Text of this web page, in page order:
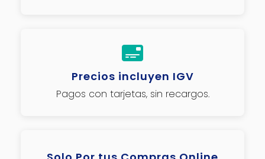
Precios incluyen IGV
Pagos con tarjetas, sin recargos.